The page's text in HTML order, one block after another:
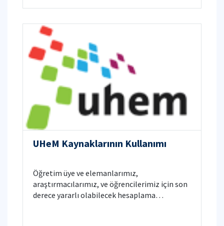
UHeM Kaynaklarının Kullanımı
Öğretim üye ve elemanlarımız,
araştırmacılarımız, ve öğrencilerimiz için son
derece yararlı olabilecek hesaplama